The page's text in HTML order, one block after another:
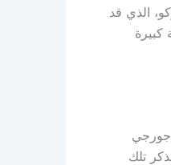
الذي قد
كبيرة
جورجي
تلك